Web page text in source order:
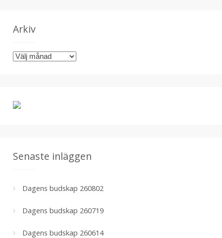
g
r
i
Arkiv
A
v
Senaste inläggen
Dagens budskap 260802
Dagens budskap 260719
Dagens budskap 260614